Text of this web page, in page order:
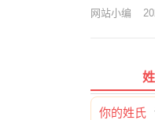
网站小编
你的姓氏